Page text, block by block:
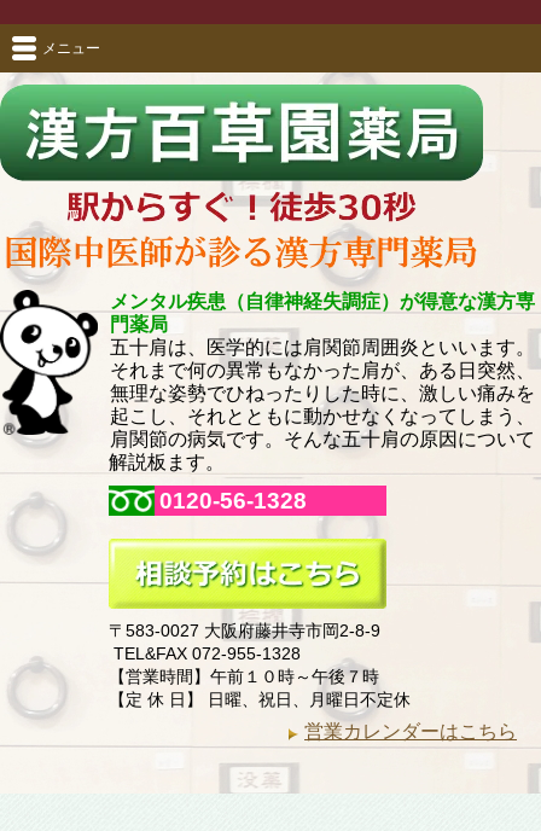
メンタル疾患（自律神経失調症）が得意な漢方専
門薬局
五十肩は、医学的には肩関節周囲炎といいます。
それまで何の異常もなかった肩が、ある日突然、
無理な姿勢でひねったりした時に、激しい痛みを
起こし、それとともに動かせなくなってしまう、
肩関節の病気です。そんな五十肩の原因について
解説板ます。
0120-56-1328
〒583-0027 大阪府藤井寺市岡2-8-9
TEL&FAX 072-955-1328
【営業時間】午前１０時～午後７時
【定 休 日】 日曜、祝日、月曜日不定休
営業カレンダーはこちら
メニュー